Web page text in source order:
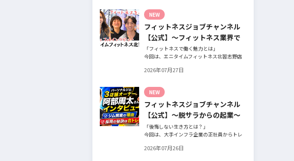
NEW
フィットネスジョブチャンネル
【公式】～フィットネス業界で
働く魅力と採用したい人材～
「フィットネスで働く魅力とは」
今回は、エニタイムフィットネス北習志野店
用」をテーマにフィットネスクラブの魅力に
ッフの採用基準、実際に採用されたスタッフ
の皆様からは働き甲斐や動機、お客様からは
そのスタッフの皆様がつくる施設やフィット
ネスについての魅力を語っていただきまし
た。
2026年07月27日
NEW
フィットネスジョブチャンネル
【公式】～脱サラからの起業～
「後悔しない生き方とは？」
今回は、大手インフラ企業の正社員からトレ
転身された、パーソナルジム「ギフト」代表
2026年07月26日